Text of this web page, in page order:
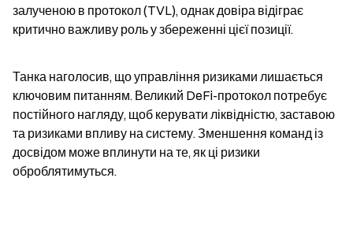
залученою в протокол (TVL), однак довіра відіграє
критично важливу роль у збереженні цієї позиції.
Танка наголосив, що управління ризиками лишається
ключовим питанням. Великий DeFi-протокол потребує
постійного нагляду, щоб керувати ліквідністю, заставою
та ризиками впливу на систему. Зменшення команд із
досвідом може вплинути на те, як ці ризики
оброблятимуться.